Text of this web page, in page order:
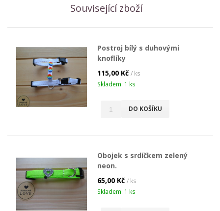
Související zboží
Postroj bílý s duhovými
knoflíky
115,00 Kč / ks
Skladem: 1 ks
DO KOŠÍKU
Obojek s srdíčkem zelený
neon.
65,00 Kč / ks
Skladem: 1 ks